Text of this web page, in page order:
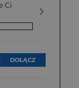
Ci
DOŁĄCZ